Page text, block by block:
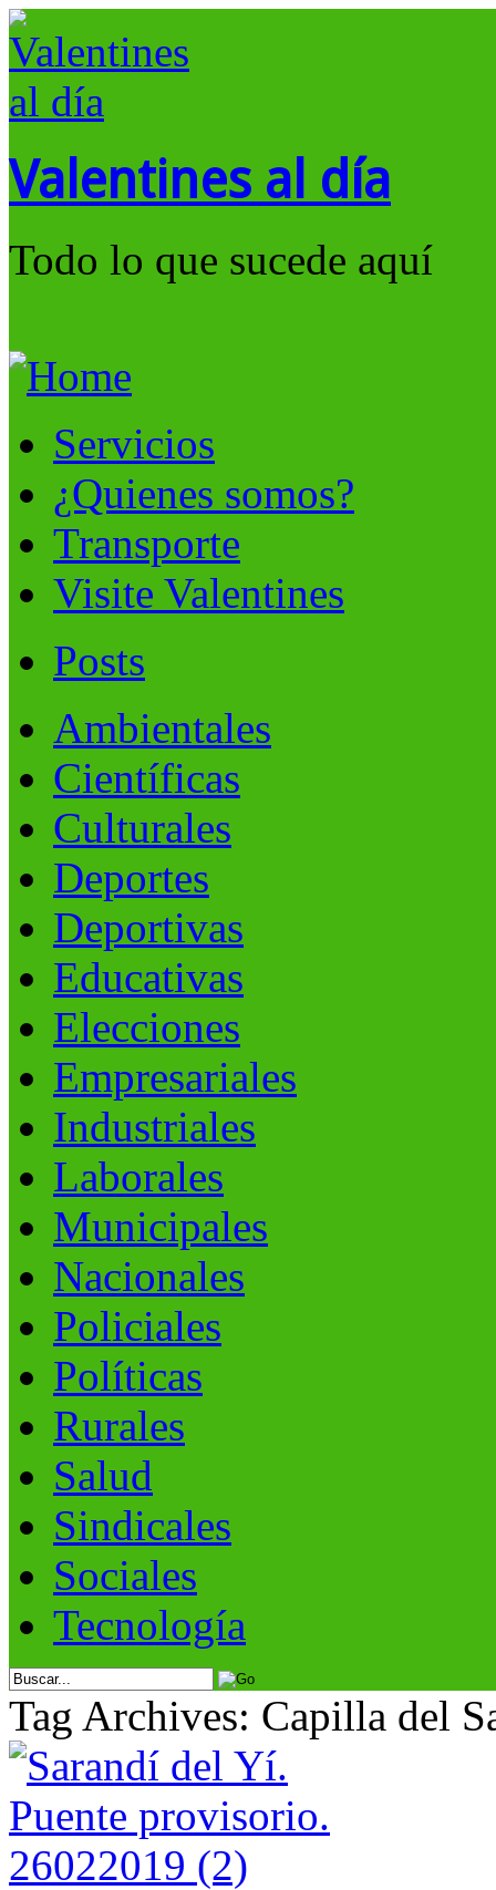
Valentines al día
Todo lo que sucede aquí
Servicios
¿Quienes somos?
Transporte
Visite Valentines
Posts
Ambientales
Científicas
Culturales
Deportes
Deportivas
Educativas
Elecciones
Empresariales
Industriales
Laborales
Municipales
Nacionales
Policiales
Políticas
Rurales
Salud
Sindicales
Sociales
Tecnología
Tag Archives: Capilla del